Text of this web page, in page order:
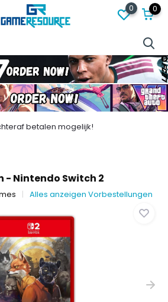
0 0
- Nintendo Switch 2
Alles anzeigen Vorbestellungen